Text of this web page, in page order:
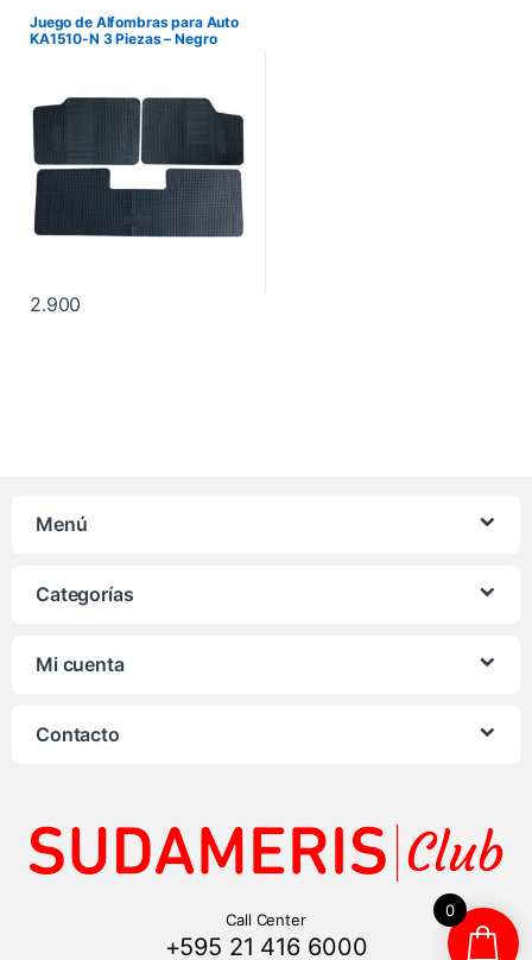
Juego de Alfombras para Auto
KA1510-N 3 Piezas – Negro
2.900
Menú
Categorías
Mi cuenta
Contacto
Call Center
+595 21 416 6000
0